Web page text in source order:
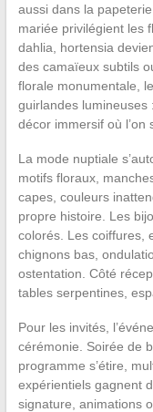
aussi dans la
mariée privilégient les
dahlia, hortensia
des camaïeux subtils
florale monumentale,
guirlandes lumineuses
décor immersif où l’on
La mode nuptiale
motifs floraux,
capes, couleurs
propre histoire. Les
colorés. Les coiffures,
chignons bas,
ostentation. Côté
tables serpentines,
Pour les invités,
cérémonie. Soirée de
programme s’étire,
expérientiels gagnent
signature, animations